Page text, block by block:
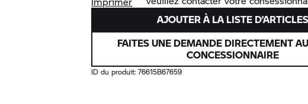
AJOUTER À LA LISTE D’ARTICLES
FAITES UNE DEMANDE DIRECTEMENT
CONCESSIONNAIRE
ID du produit:76615B67659